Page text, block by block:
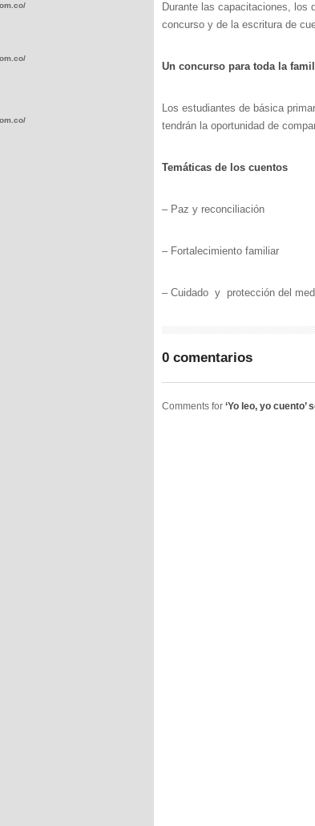
Durante las capacitaciones, los
concurso y de la escritura de
Un concurso para toda la
Los estudiantes de básica
tendrán la oportunidad de
Temáticas de los cuentos
– Paz y reconciliación
– Fortalecimiento familiar
– Cuidado y protección del
0 comentarios
Comments for ‘Yo leo, yo cuento’
wp-
wp-
wp-